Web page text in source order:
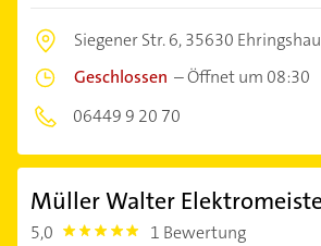
Siegener Str. 6,35630
Geschlossen –Öffnet um 08:30
06449 9 20 70
Müller Walter
5,0 5.0 1 Bewertung